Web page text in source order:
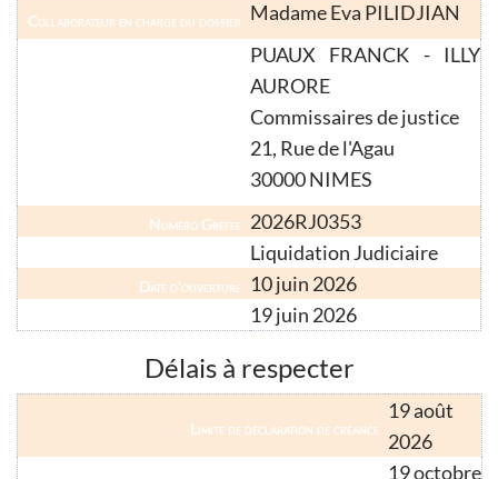
Collaborateur en charge du dossier Madame Eva PILIDJIAN
PUAUX FRANCK - ILLY
AURORE
Commissaires de justice
21, Rue de l'Agau
30000 NIMES
Numéro Greffe 2026RJ0353
Liquidation Judiciaire
Date d'ouverture 10 juin 2026
19 juin 2026
Délais à respecter
Limite de déclaration de créance
19 août
2026
19 octobre